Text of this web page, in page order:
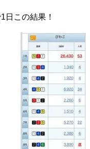
日この結果！